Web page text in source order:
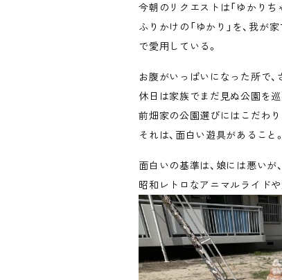
今朝のリクエストは「ゆかりち
ふりかけの「ゆかり」を、我が
で愛用している。
お腹がいっぱいになった所で、
休日は家族でまだ見ぬ公園を巡
前畑家の公園選びにはこだわり
それは、面白い遊具があること。
面白いの基準は、娘には悪いが
昭和レトロなアニマルライドや